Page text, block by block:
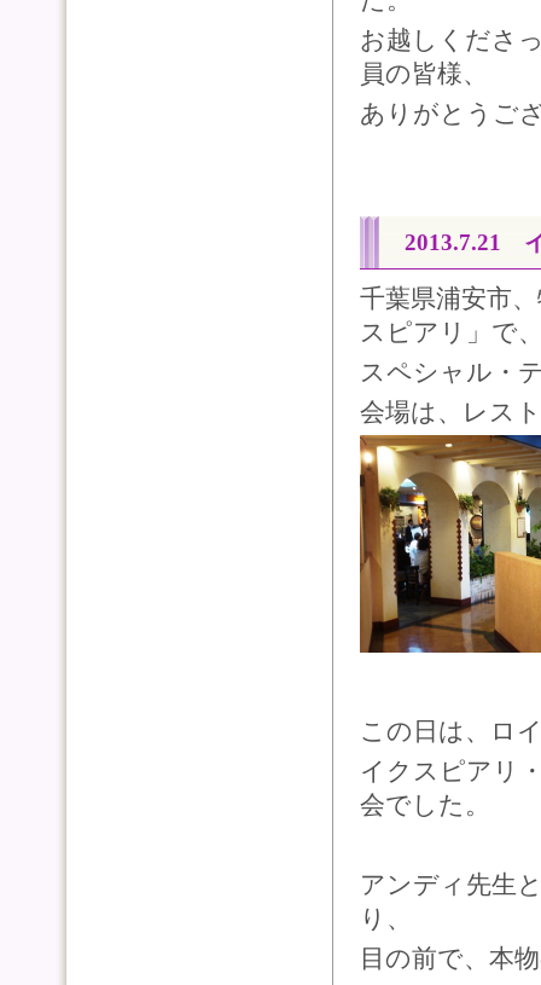
お越しくださ
員の皆様、
ありがとうご
2013.7.21
千葉県浦安市
スピアリ」で
スペシャル・
会場は、レス
この日は、ロ
イクスピアリ
会でした。
アンディ先生
り、
目の前で、本